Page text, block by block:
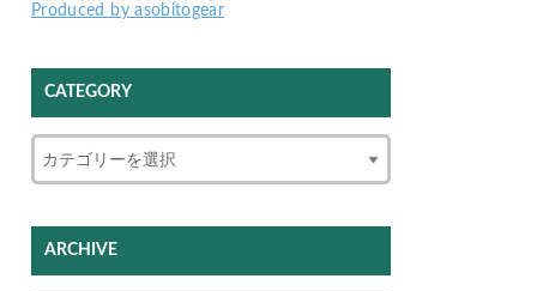
Produced by asobitogear
CATEGORY
ARCHIVE